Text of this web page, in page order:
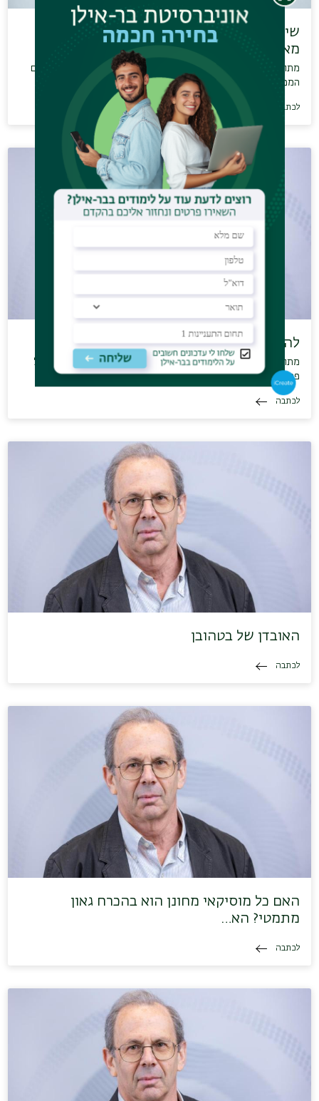
שיחה קלאסית ברדיו תל אביב ד״ר אמיר מנדל
מארח…
מתוך התקציר שנכתב בשיחה קלאסית ברדיו תל אביב: "על המקצבים
המפתיעים של פול…
לכתבה
להיכנס לראש של מלחין גאוני
מתוך עיתון הארץ: "השערה על מחשבות כפירה אסורות של באך ועל
פרק מופלא מתוך "…
לכתבה
האובדן של בטהובן
לכתבה
האם כל מוסיקאי מחונן הוא בהכרח גאון
מתמטי? הא…
לכתבה